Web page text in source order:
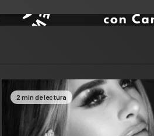
2 min de lectura